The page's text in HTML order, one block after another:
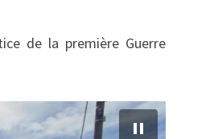
de la première Guerre